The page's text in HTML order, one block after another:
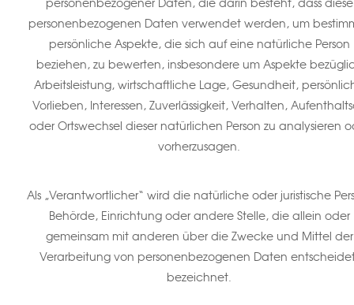
personenbezogener Daten, die darin besteht, dass diese
personenbezogenen Daten verwendet werden, um
persönliche Aspekte, die sich auf eine natürliche Person
beziehen, zu bewerten, insbesondere um Aspekte
Arbeitsleistung, wirtschaftliche Lage, Gesundheit,
Vorlieben, Interessen, Zuverlässigkeit, Verhalten,
oder Ortswechsel dieser natürlichen Person zu analysieren
vorherzusagen.
Als „Verantwortlicher“ wird die natürliche oder juristische
Behörde, Einrichtung oder andere Stelle, die allein oder
gemeinsam mit anderen über die Zwecke und Mittel der
Verarbeitung von personenbezogenen Daten
bezeichnet.